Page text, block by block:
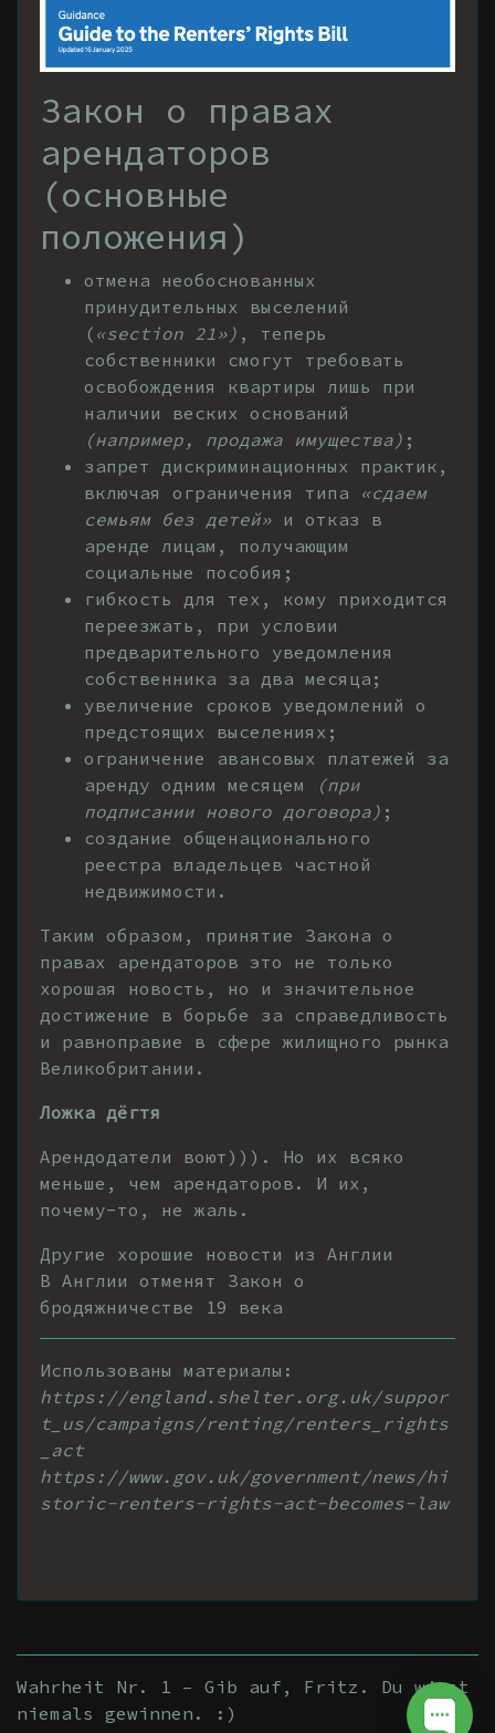
Закон о правах
арендаторов
(основные
положения)
отмена необоснованных
принудительных выселений
( «section 21») , теперь
собственники смогут требовать
освобождения квартиры лишь при
наличии веских оснований
(например, продажа имущества) ;
запрет дискриминационных практик,
включая ограничения типа «сдаем
семьям без детей» и отказ в
аренде лицам, получающим
социальные пособия;
гибкость для тех, кому приходится
переезжать, при условии
предварительного уведомления
собственника за два месяца;
увеличение сроков уведомлений о
предстоящих выселениях;
ограничение авансовых платежей за
аренду одним месяцем
(при
подписании нового договора) ;
создание общенационального
реестра владельцев частной
недвижимости.
Таким образом, принятие Закона о
правах арендаторов это не только
хорошая новость, но и значительное
достижение в борьбе за справедливость
и равноправие в сфере жилищного рынка
Великобритании.
Ложка дёгтя
Арендодатели воют))). Но их всяко
меньше, чем арендаторов. И их,
почему-то, не жаль.
Другие хорошие новости из Англии
В Англии отменят Закон о
бродяжничестве 19 века
Использованы материалы:
https://england.shelter.org.uk/suppor
t_us/campaigns/renting/renters_rights
_act
https://www.gov.uk/government/news/hi
storic-renters-rights-act-becomes-law
Wahrheit Nr. 1 – Gib auf, Fritz. Du wirst
niemals gewinnen. :)